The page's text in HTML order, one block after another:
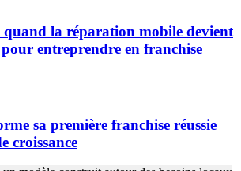
la réparation mobile devient
entreprendre en franchise
sa première franchise réussie
croissance